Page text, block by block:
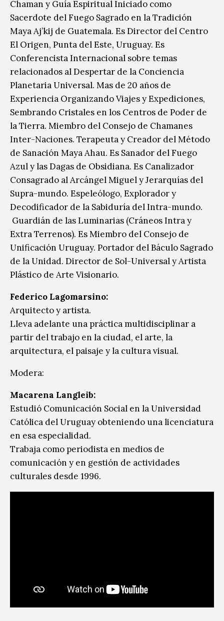
Chaman y Guía Espiritual Iniciado como
Sacerdote del Fuego Sagrado en la Tradición
Maya Aj’kij de Guatemala. Es Director del Centro
El Origen, Punta del Este, Uruguay. Es
Conferencista Internacional sobre temas
relacionados al Despertar de la Conciencia
Planetaria Universal. Mas de 20 años de
Experiencia Organizando Viajes y Expediciones,
Sembrando Cristales en los Centros de Poder de
la Tierra. Miembro del Consejo de Chamanes
Inter-Naciones. Terapeuta y Creador del Método
de Sanación Maya Ahau. Es Sanador del Fuego
Azul y las Dagas de Obsidiana. Es Canalizador
Consagrado al Arcángel Miguel y Jerarquías del
Supra-mundo. Espeleólogo, Explorador y
Decodificador de la Sabiduría del Intra-mundo.
Guardián de las Luminarias (Cráneos Intra y
Extra Terrenos). Es Miembro del Consejo de
Unificación Uruguay. Portador del Báculo Sagrado
de la Unidad. Director de Sol-Universal y Artista
Plástico de Arte Visionario.
Federico Lagomarsino:
Arquitecto y artista.
Lleva adelante una práctica multidisciplinar a
partir del trabajo en la ciudad, el arte, la
arquitectura, el paisaje y la cultura visual.
Modera:
Macarena Langleib:
Estudió Comunicación Social en la Universidad
Católica del Uruguay obteniendo una licenciatura
en esa especialidad.
Trabaja como periodista en medios de
comunicación y en gestión de actividades
culturales desde 1996.